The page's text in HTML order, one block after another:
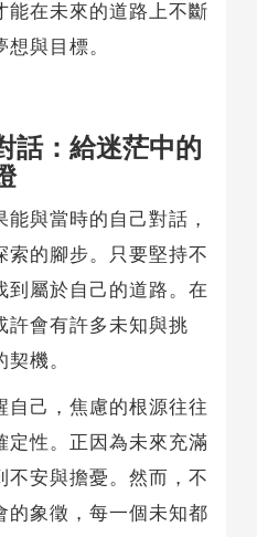
能在未來的道路上不斷
與目標。
話：給迷茫中的
與當時的自己對話，
索的腳步。只要堅持不
到屬於自己的道路。在
許會有許多未知與挑
機。
己，焦慮的根源往往
定性。正因為未來充滿
不安與擔憂。然而，不
的象徵，每一個未知都